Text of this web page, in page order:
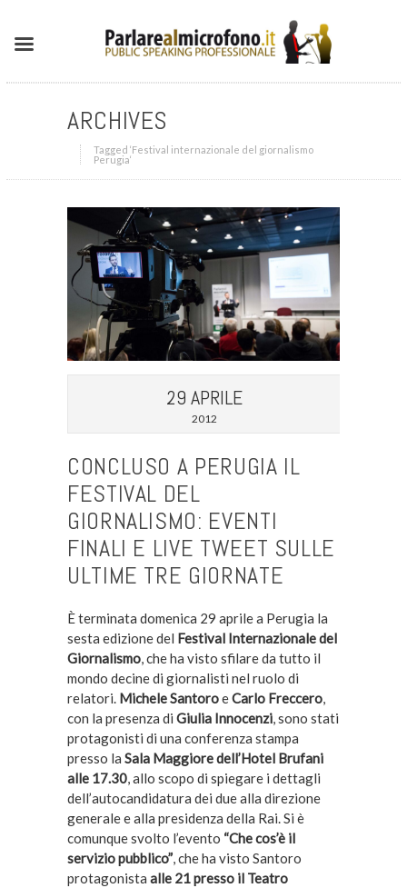
ARCHIVES
Tagged ‘Festival internazionale del giornalismo
Perugia‘
29 APRILE
2012
CONCLUSO A PERUGIA IL
FESTIVAL DEL
GIORNALISMO: EVENTI
FINALI E LIVE TWEET SULLE
ULTIME TRE GIORNATE
È terminata domenica 29 aprile a Perugia la
sesta edizione del Festival Internazionale del
Giornalismo, che ha visto sfilare da tutto il
mondo decine di giornalisti nel ruolo di
relatori. Michele SantoroeCarlo Freccero,
con la presenza di Giulia Innocenzi, sono stati
protagonisti di una conferenza stampa
presso la Sala Maggiore dell’Hotel Brufani
alle 17.30, allo scopo di spiegare i dettagli
dell’autocandidatura dei due alla direzione
generale e alla presidenza della Rai. Si è
comunque svolto l’evento “Che cos’è il
servizio pubblico”, che ha visto Santoro
protagonista alle 21 presso il Teatro